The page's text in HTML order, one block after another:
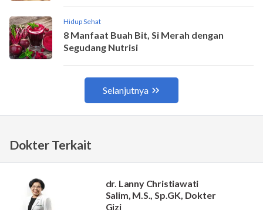
Dokter Terkait